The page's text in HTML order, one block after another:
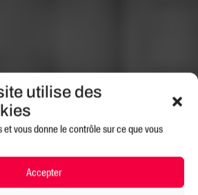
utilise des
vous donne le contrôle sur ce que vous
Accepter